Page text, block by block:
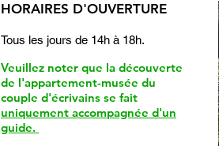
HORAIRES D'OUVERTURE
Tous les jours de 14h à 18h.
Veuillez noter que la découverte
de l'appartement-musée du
couple d'écrivains se fait
uniquement accompagnée d'un
guide.